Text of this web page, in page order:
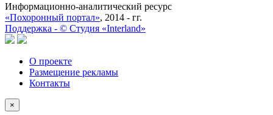
Информационно-аналитический ресурс
«Похоронный портал», 2014 - гг.
Поддержка - © Cтудия «Interland»
О проекте
Размещение рекламы
Контакты
×